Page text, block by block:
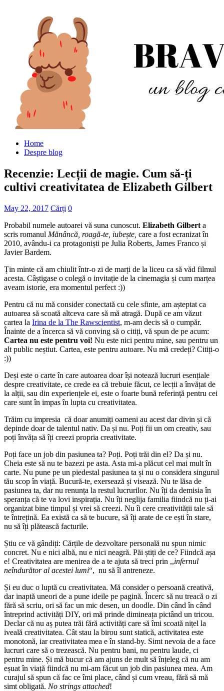
Home
Despre blog
Recenzie: Lecții de magie. Cum să-ți
cultivi creativitatea de Elizabeth Gilbert
May 22, 2017 Cărți 0
Probabil numele autoarei vă suna cunoscut. Elizabeth Gilbert a
scris romanul Mănâncă, roagă-te, iubește, care a fost ecranizat în
2010, avându-i ca protagoniști pe Julia Roberts, James Franco și
Javier Bardem.
Țin minte că am chiulit într-o zi de marți de la liceu ca să văd filmul
acesta. Câștigase o colegă o invitație de la cinemagia și cum marțea
aveam istorie, era momentul perfect :))
Pentru că nu mă consider conectată cu cele sfinte, am așteptat ca
autoarea să scoată altceva care să mă atragă. După ce am văzut
cartea la Irina de la The Rawscientist, m-am decis să o cumpăr.
Înainte de a încerca să vă conving să o citiți, vă spun de pe acum:
Cartea nu este pentru voi! Nu este nici pentru mine, sau pentru un
alt public neștiut. Cartea, este pentru autoare. Nu mă credeți? Citiți-o
:))
Deși este o carte în care autoarea doar își notează lucruri esențiale
despre creativitate, ce crede ea că trebuie făcut, ce lecții a învățat de
la alții, sau din experiențele ei, este o foarte bună referință pentru cei
care sunt în impas în lupta cu creativitatea.
Trăim cu impresia că doar anumiți oameni au acest dar divin și că
depinde doar de talentul nativ. Da și nu. Poți fii un om creativ, sau
poți învăța să îți creezi propria creativitate.
Poți face un job din pasiunea ta? Poți. Poți trăi din el? Da și nu.
Cheia este să nu te bazezi pe asta. Asta mi-a plăcut cel mai mult în
carte. Nu pune pe un piedestal pasiunea ta și nu o considera singurul
tău scop în viață. Bucură-te, exersează și visează. Nu te lăsa de
pasiunea ta, dar nu renunța la restul lucrurilor. Nu îți da demisia în
speranța că te va lovi inspirația. Nu îți neglija familia fiindcă nu ți-ai
organizat bine timpul și vrei să creezi. Nu îi cere creativității tale să
te întrețină. Ea există ca să te bucure, să îți arate de ce ești în stare,
nu să îți plătească facturile.
Știu ce vă gândiți: Cărțile de dezvoltare personală nu spun nimic
concret. Nu e nici albă, nu e nici neagră. Păi știți de ce? Fiindcă așa
e! Creativitatea are menirea de a te ajuta să treci prin ,,infernul
neîndurător al acestei lumi“, nu să îl antreneze.
Și eu duc o luptă cu creativitatea. Mă consider o persoană creativă,
dar inaptă uneori de a pune ideile pe pagină. Încerc să nu treacă o zi
fără să scriu, ori să fac un mic desen, un doodle. Din când în când
întreprind activități DIY, ori mă prinde dimineața pictând un tricou.
Declar că nu aș putea trăi fără activități care să îmi scoată nițel la
iveală creativitatea. Cât stau la birou sunt statică, activitatea este
monotonă, iar creativitatea mea e în stand-by. Simt nevoia de a face
lucruri care să o trezească. Nu pentru bani, nu pentru laude, ci
pentru mine. Și mă bucur că am ajuns de mult să înțeleg că nu am
eșuat în viață fiindcă nu mi-am făcut un job din pasiunea mea. Am
curajul să spun că fac ce îmi place, când și cum vreau, fără să mă
simt obligată. No strings attached!